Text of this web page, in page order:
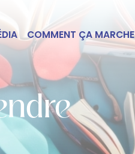
COMMENT ÇA MARCHE